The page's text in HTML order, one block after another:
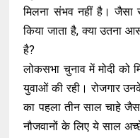
मिलना संभव नहीं है। जैसा
किया जाता है, क्या उतना
है?
लोकसभा चुनाव में मोदी को
युवाओं की रही। रोजगार
का पहला तीन साल चाहे
नौजवानों के लिए ये साल